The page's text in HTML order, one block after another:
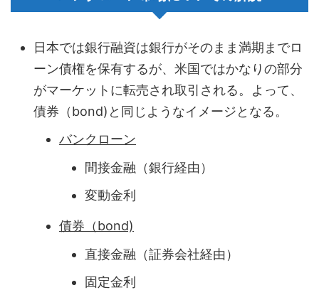
日本では銀行融資は銀行がそのまま満期までロ
ーン債権を保有するが、米国ではかなりの部分
がマーケットに転売され取引される。よって、
債券（bond)と同じようなイメージとなる。
バンクローン
間接金融（銀行経由）
変動金利
債券（bond)
直接金融（証券会社経由）
固定金利